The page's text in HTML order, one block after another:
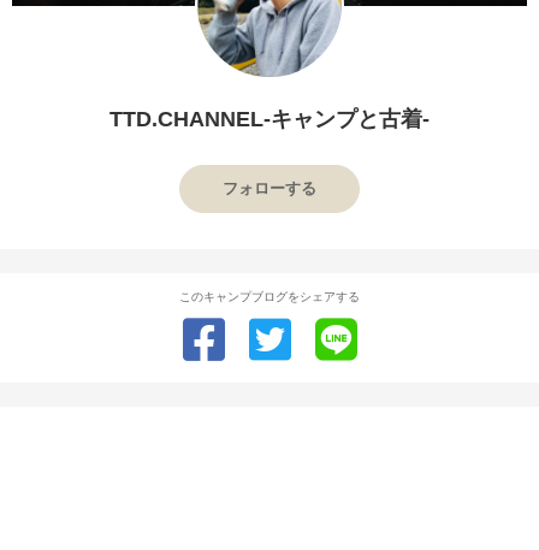
TTD.CHANNEL-キャンプと古着-
フォローする
このキャンプブログをシェアする